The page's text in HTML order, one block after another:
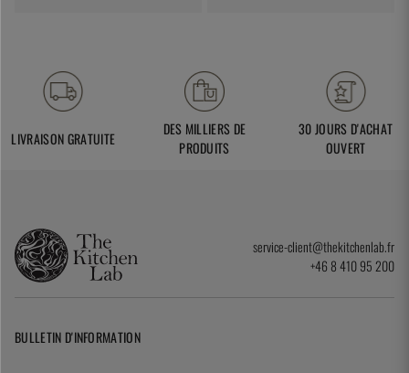
LIVRAISON GRATUITE
DES MILLIERS DE
PRODUITS
30 JOURS D'ACHAT
OUVERT
service-client@thekitchenlab.fr
+46 8 410 95 200
BULLETIN D'INFORMATION